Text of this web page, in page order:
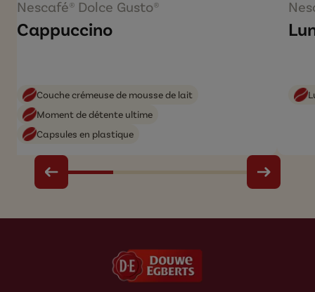
Nescafé® Dolce Gusto®
Cappuccino
Couche crémeuse de mousse de lait
Moment de détente ultime
Capsules en plastique